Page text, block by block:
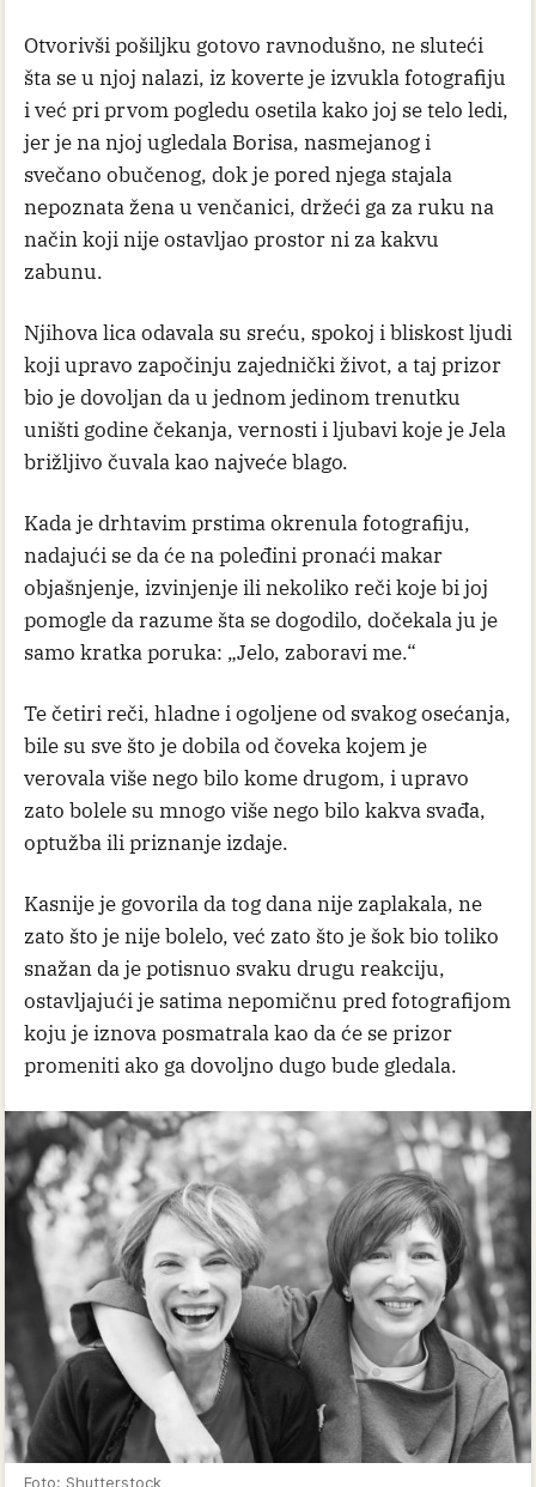
Otvorivši pošiljku gotovo ravnodušno, ne sluteći
šta se u njoj nalazi, iz koverte je izvukla fotografiju
i već pri prvom pogledu osetila kako joj se telo ledi,
jer je na njoj ugledala Borisa, nasmejanog i
svečano obučenog, dok je pored njega stajala
nepoznata žena u venčanici, držeći ga za ruku na
način koji nije ostavljao prostor ni za kakvu
zabunu.
Njihova lica odavala su sreću, spokoj i bliskost ljudi
koji upravo započinju zajednički život, a taj prizor
bio je dovoljan da u jednom jedinom trenutku
uništi godine čekanja, vernosti i ljubavi koje je Jela
brižljivo čuvala kao najveće blago.
Kada je drhtavim prstima okrenula fotografiju,
nadajući se da će na poleđini pronaći makar
objašnjenje, izvinjenje ili nekoliko reči koje bi joj
pomogle da razume šta se dogodilo, dočekala ju je
samo kratka poruka: „Jelo, zaboravi me.“
Te četiri reči, hladne i ogoljene od svakog osećanja,
bile su sve što je dobila od čoveka kojem je
verovala više nego bilo kome drugom, i upravo
zato bolele su mnogo više nego bilo kakva svađa,
optužba ili priznanje izdaje.
Kasnije je govorila da tog dana nije zaplakala, ne
zato što je nije bolelo, već zato što je šok bio toliko
snažan da je potisnuo svaku drugu reakciju,
ostavljajući je satima nepomičnu pred fotografijom
koju je iznova posmatrala kao da će se prizor
promeniti ako ga dovoljno dugo bude gledala.
Foto: Shutterstock